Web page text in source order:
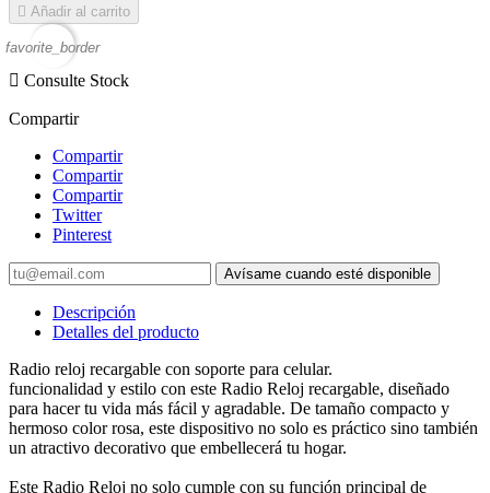
 Añadir al carrito
favorite_border
 Consulte Stock
Compartir
Compartir
Compartir
Compartir
Twitter
Pinterest
Avísame cuando esté disponible
Descripción
Detalles del producto
Radio reloj recargable con soporte para celular.
funcionalidad y estilo con este Radio Reloj recargable, diseñado
para hacer tu vida más fácil y agradable. De tamaño compacto y
hermoso color rosa, este dispositivo no solo es práctico sino también
un atractivo decorativo que embellecerá tu hogar.
Este Radio Reloj no solo cumple con su función principal de